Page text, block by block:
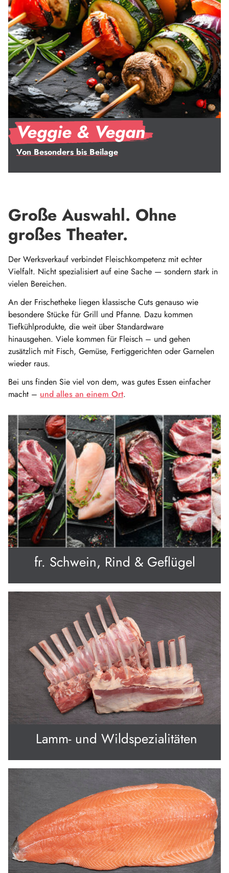
Veggie & Vegan
Von Besonders bis Beilage
Große Auswahl. Ohne
großes Theater.
Der Werksverkauf verbindet Fleischkompetenz mit echter
Vielfalt. Nicht spezialisiert auf eine Sache — sondern stark in
vielen Bereichen.
An der Frischetheke liegen klassische Cuts genauso wie
besondere Stücke für Grill und Pfanne. Dazu kommen
Tiefkühlprodukte, die weit über Standardware
hinausgehen. Viele kommen für Fleisch – und gehen
zusätzlich mit Fisch, Gemüse, Fertiggerichten oder Garnelen
wieder raus.
Bei uns finden Sie viel von dem, was gutes Essen einfacher
macht – und alles an einem Ort.
fr. Schwein, Rind & Geflügel
Lamm- und Wildspezialitäten